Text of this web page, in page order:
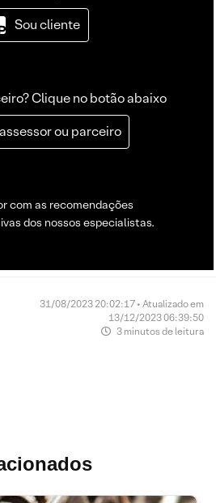
Sou cliente
Clique no botão abaixo
ou parceiro
com as recomendações
dos nossos especialistas.
31/08/2023 20:02:17 • Atualizado em
13/12/2023 06:39:50
3 minutos de leitura